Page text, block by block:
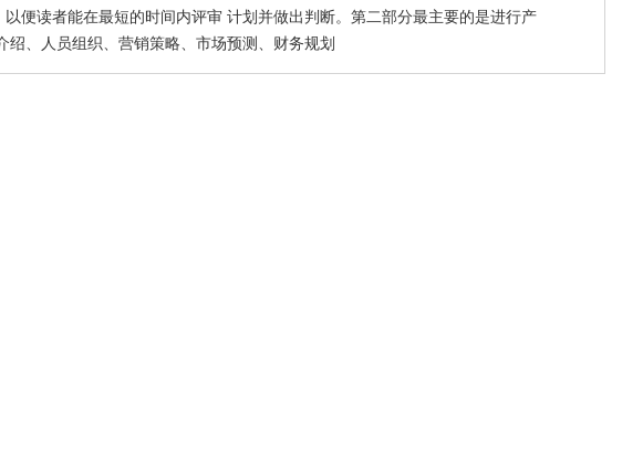
以便读者能在最短的时间内评审 计划并做出判断。第二部分最主要的是进行产
绍、人员组织、营销策略、市场预测、财务规划